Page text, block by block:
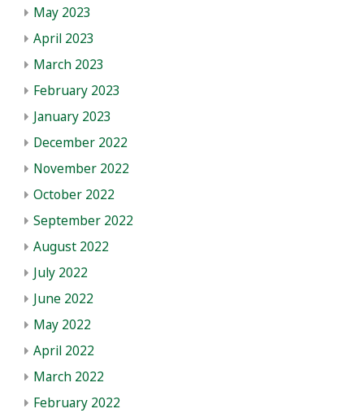
May 2023
April 2023
March 2023
February 2023
January 2023
December 2022
November 2022
October 2022
September 2022
August 2022
July 2022
June 2022
May 2022
April 2022
March 2022
February 2022